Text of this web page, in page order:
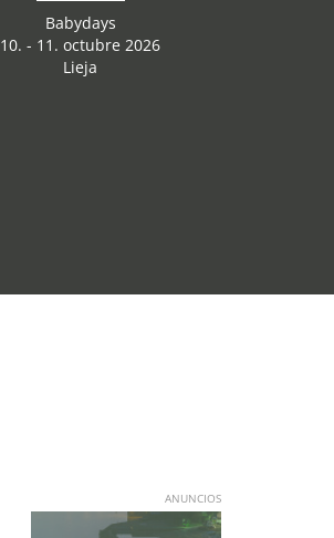
Babydays
10. - 11. octubre 2026
Lieja
ANUNCIOS